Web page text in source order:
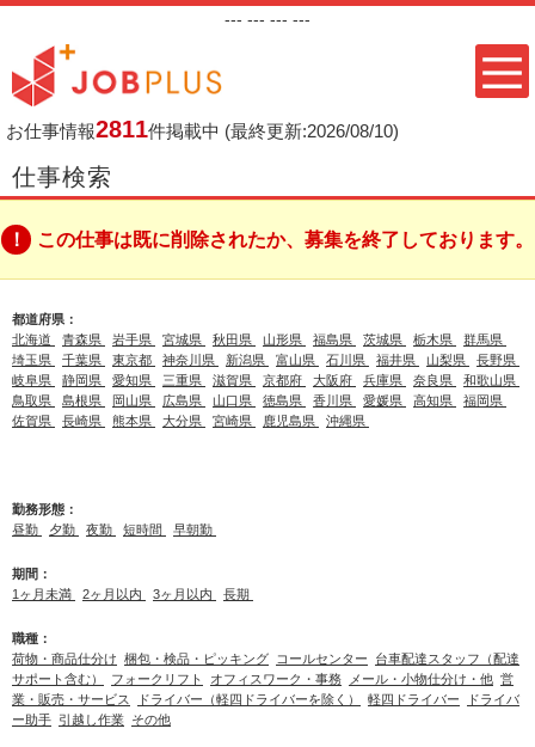
--- --- --- ---
お仕事情報2811件掲載中 (最終更新:2026/08/10)
仕事検索
この仕事は既に削除されたか、募集を終了しております。
都道府県：
北海道
青森県 岩手県 宮城県 秋田県 山形県 福島県 茨城県 栃木県
群馬県
埼玉県
千葉県 東京都 神奈川県 新潟県 富山県 石川県 福井県 山梨県
長野県
岐阜県
静岡県 愛知県 三重県 滋賀県 京都府 大阪府 兵庫県 奈良県
和歌山県
鳥取県
島根県 岡山県 広島県 山口県 徳島県 香川県 愛媛県 高知県
福岡県
佐賀県
長崎県 熊本県 大分県 宮崎県 鹿児島県 沖縄県
勤務形態：
昼勤
夕勤 夜勤 短時間 早朝勤
期間：
1ヶ月未満
2ヶ月以内 3ヶ月以内 長期
職種：
荷物・商品仕分け 梱包・検品・ピッキング コールセンター
台車配達スタッフ（配達
サポート含む）
フォークリフト オフィスワーク・事務 メール・小物仕分け・他 営
業・販売・サービス
ドライバー（軽四ドライバーを除く） 軽四ドライバー
ドライバ
ー助手 引越し作業 その他